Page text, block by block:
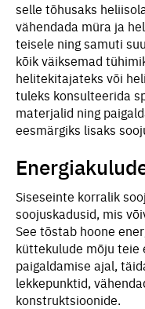
selle tõhusaks
vähendada müra ja
teisele ning samuti
kõik väiksemad
helitekitajateks või
tuleks konsulteerida
materjalid ning
eesmärgiks lisaks
Siseseinte korralik
soojuskadusid, mis
See tõstab hoone
küttekulude mõju teie
paigaldamise ajal,
lekkepunktid,
konstruktsioonide.